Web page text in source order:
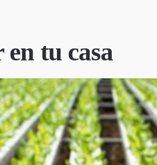
tu casa